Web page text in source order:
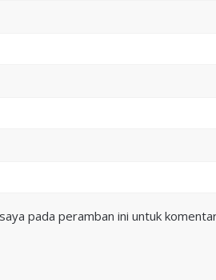
pada peramban ini untuk